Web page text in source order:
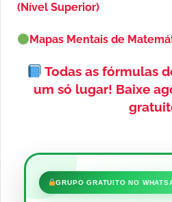
(Nível Superior)
Mapas Mentais de
Todas as fórmulas
um só lugar! Baixe
GRUPO GRATUITO NO